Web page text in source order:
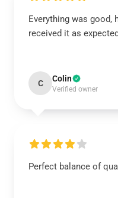
Everything was good,
received it as
C Colin
Verified owner
Perfect balance of